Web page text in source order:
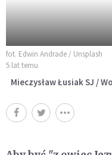
fot. Edwin Andrade / Unsplash
5 lat temu
Mieczysław Łusiak SJ /